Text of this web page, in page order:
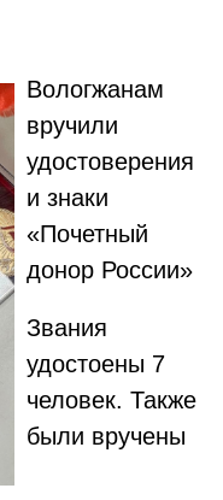
Вологжанам
вручили
удостоверения
и знаки
«Почетный
донор России»
Звания
удостоены 7
человек. Также
были вручены